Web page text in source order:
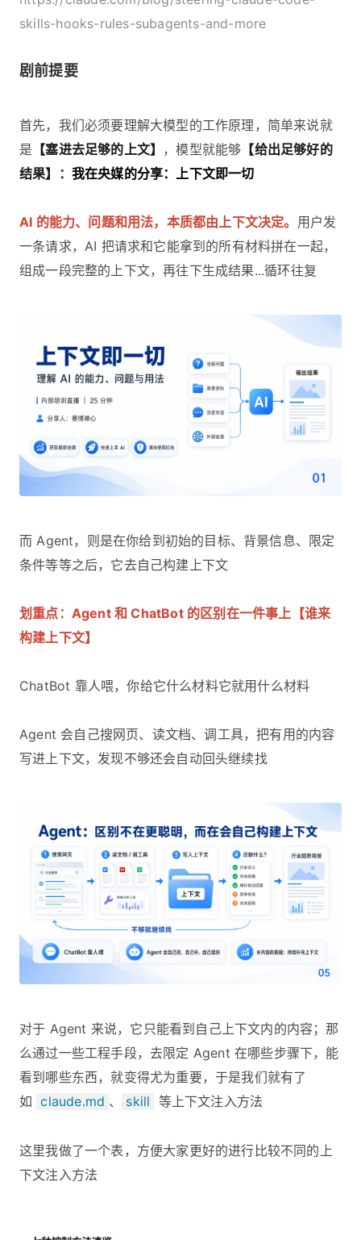
skills-hooks-rules-subagents-and-more
剧前提要
首先，我们必须要理解大模型的工作原理，简单来说就
是 【塞进去足够的上文】 ，模型就能够 【给出足够好的
结果】： 我在央媒的分享：上下文即一切
AI 的能力、问题和用法，本质都由上下文决定。 用户发
一条请求，AI 把请求和它能拿到的所有材料拼在一起，
组成一段完整的上下文，再往下生成结果...循环往复
而 Agent，则是在你给到初始的目标、背景信息、限定
条件等等之后，它去自己构建上下文
划重点：Agent 和 ChatBot 的区别在一件事上【谁来
构建上下文】
ChatBot 靠人喂，你给它什么材料它就用什么材料
Agent 会自己搜网页、读文档、调工具，把有用的内容
写进上下文，发现不够还会自动回头继续找
对于 Agent 来说，它只能看到自己上下文内的内容；那
么通过一些工程手段，去限定 Agent 在哪些步骤下，能
看到哪些东西，就变得尤为重要，于是我们就有了
如 claude.md 、 skill 等上下文注入方法
这里我做了一个表，方便大家更好的进行比较不同的上
下文注入方法